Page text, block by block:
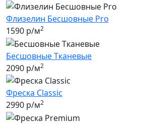
Флизелин Бесшовные Pro
1590 р/м2
Бесшовные Tканевые
2090 р/м2
Фреска Classic
2990 р/м2